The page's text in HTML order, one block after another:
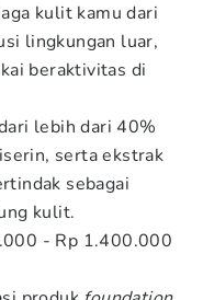
kulit kamu dari
lingkungan luar,
beraktivitas di
lebih dari 40%
serta ekstrak
sebagai
kulit.
- Rp 1.400.000